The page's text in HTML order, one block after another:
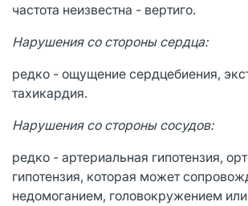
частота неизвестна - вертиго.
Нарушения со стороны сердца:
редко - ощущение сердцебиения,
тахикардия.
Нарушения со стороны сосудов:
редко - артериальная гипотензия,
гипотензия, которая может
недомоганием, головокружением